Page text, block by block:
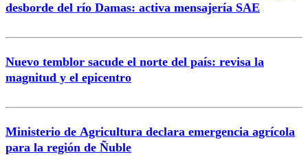
desborde del río Damas: activa mensajería SAE
Nuevo temblor sacude el norte del país: revisa la
magnitud y el epicentro
Ministerio de Agricultura declara emergencia agrícola
para la región de Ñuble